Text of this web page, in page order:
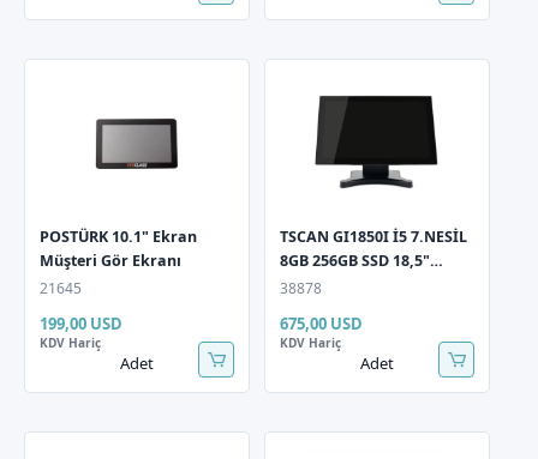
POSTÜRK 10.1" Ekran
Müşteri Gör Ekranı
21645
199,00 USD
KDV Hariç
Adet
TSCAN GI1850I İ5 7.NESİL
8GB 256GB SSD 18,5"
Dokunmatik LCD Pos PC
38878
675,00 USD
KDV Hariç
Adet